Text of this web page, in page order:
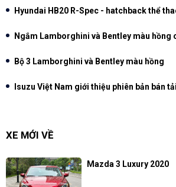
Hyundai HB20 R-Spec - hatchback thể
Ngắm Lamborghini và Bentley màu hồng
Bộ 3 Lamborghini và Bentley màu hồng
Isuzu Việt Nam giới thiệu phiên bản bán
XE MỚI VỀ
Mazda 3 Luxury 2020